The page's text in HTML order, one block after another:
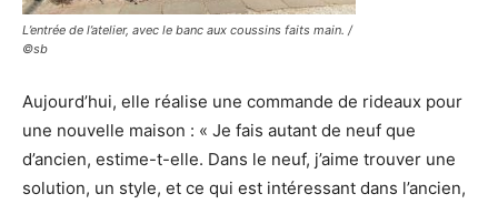
L’entrée de l’atelier, avec le banc aux coussins faits main. /
©sb
Aujourd’hui, elle réalise une commande de rideaux pour
une nouvelle maison : « Je fais autant de neuf que
d’ancien, estime-t-elle. Dans le neuf, j’aime trouver une
solution, un style, et ce qui est intéressant dans l’ancien,